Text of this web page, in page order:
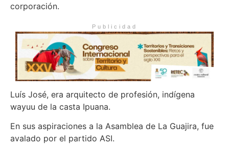
corporación.
Publicidad
Luís José, era arquitecto de profesión, indígena
wayuu de la casta Ipuana.
En sus aspiraciones a la Asamblea de La Guajira, fue
avalado por el partido ASI.